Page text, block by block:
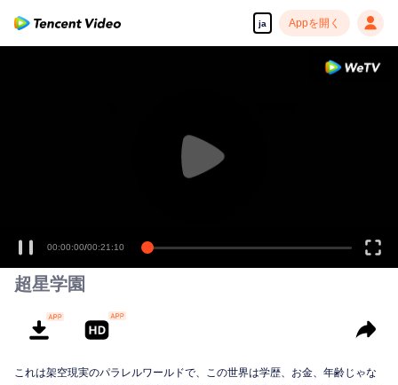
ja Appを開く
00:00:00/00:21:10
超星学園
これは架空現実のパラレルワールドで、この世界は学歴、お金、年齢じゃな